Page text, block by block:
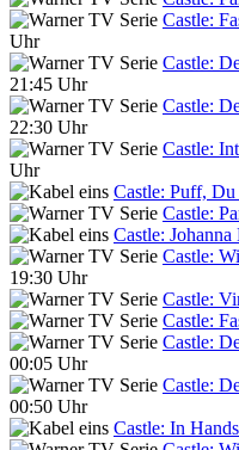
Castle:
Uhr
Castle:
21:45 Uhr
Castle:
22:30 Uhr
Castle:
Uhr
Castle: Puff, Du
Castle:
Castle: Johanna
Castle:
19:30 Uhr
Castle:
Castle:
Castle:
00:05 Uhr
Castle:
00:50 Uhr
Castle: In